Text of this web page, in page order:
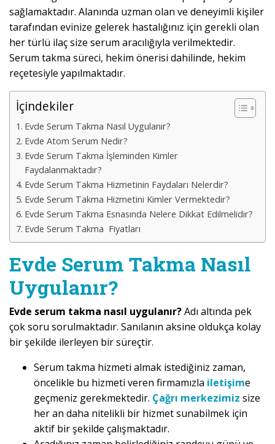
sağlamaktadır. Alanında uzman olan ve deneyimli kişiler
tarafından evinize gelerek hastalığınız için gerekli olan
her türlü ilaç size serum aracılığıyla verilmektedir.
Serum takma süreci, hekim önerisi dahilinde, hekim
reçetesiyle yapılmaktadır.
İçindekiler
Evde Serum Takma Nasıl Uygulanır?
Evde Atom Serum Nedir?
Evde Serum Takma İşleminden Kimler
Faydalanmaktadır?
Evde Serum Takma Hizmetinin Faydaları Nelerdir?
Evde Serum Takma Hizmetini Kimler Vermektedir?
Evde Serum Takma Esnasında Nelere Dikkat Edilmelidir?
Evde Serum Takma Fiyatları
Evde Serum Takma Nasıl
Uygulanır?
Evde serum takma nasıl uygulanır?Adı altında pek
çok soru sorulmaktadır. Sanılanın aksine oldukça kolay
bir şekilde ilerleyen bir süreçtir.
Serum takma hizmeti almak istediğiniz zaman,
öncelikle bu hizmeti veren firmamızla iletişime
geçmeniz gerekmektedir. Çağrı merkezimiz size
her an daha nitelikli bir hizmet sunabilmek için
aktif bir şekilde çalışmaktadır.